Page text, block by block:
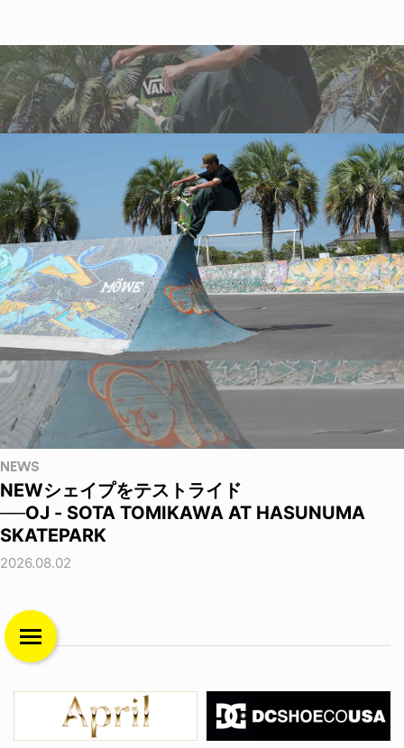
NEWS
NEWシェイプをテストライド
──OJ - SOTA TOMIKAWA AT HASUNUMA
SKATEPARK
2026.08.02